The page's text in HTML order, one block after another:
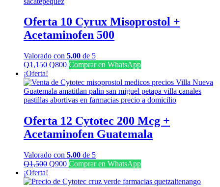
Oferta 10 Cyrux Misoprostol +
Acetaminofen 500
Valorado con 5.00 de 5
Q1,150 El
original
era:
Q1,150.
Q800El
actual
es:
Q800.
Comprar en WhatsApp
¡Oferta!
Oferta 12 Cytotec 200 Mcg +
Acetaminofen Guatemala
Valorado con 5.00 de 5
Q1,500 El
original
Q900El
actual
Comprar en WhatsApp
¡Oferta!